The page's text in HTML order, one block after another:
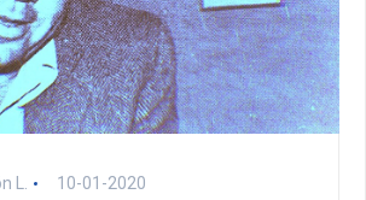
L. 10-01-2020